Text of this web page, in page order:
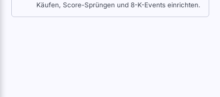
Käufen, Score-Sprüngen und 8-K-Events einrichten.